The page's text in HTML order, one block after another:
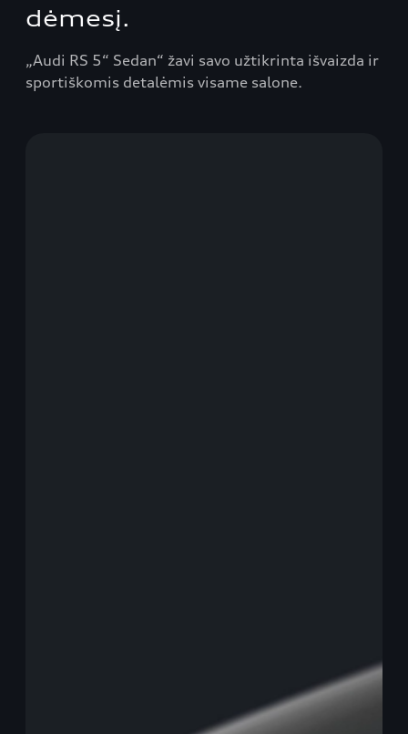
dėmesį.
„Audi RS 5“ Sedan“ žavi savo užtikrinta išvaizda ir
sportiškomis detalėmis visame salone.